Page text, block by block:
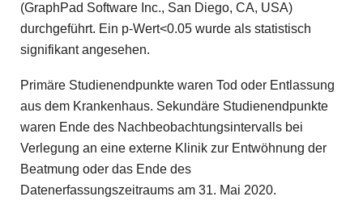
(GraphPad Software Inc., San Diego, CA, USA)
durchgeführt. Ein p-Wert<0.05 wurde als statistisch
signifikant angesehen.
Primäre Studienendpunkte waren Tod oder Entlassung
aus dem Krankenhaus. Sekundäre Studienendpunkte
waren Ende des Nachbeobachtungsintervalls bei
Verlegung an eine externe Klinik zur Entwöhnung der
Beatmung oder das Ende des
Datenerfassungszeitraums am 31. Mai 2020.